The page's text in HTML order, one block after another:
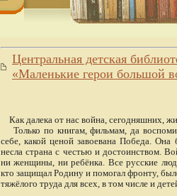
Центральная детская
«Маленькие герои большой
Как далека от нас война, сегодняшних,
Только по книгам, фильмам, да
себе, какой ценой завоевана Победа.
несла страна с честью и достоинством.
ни женщины, ни ребёнка. Все русские
кто защищал Родину и помогал фронту,
тяжёлого труда для всех, в том числе и